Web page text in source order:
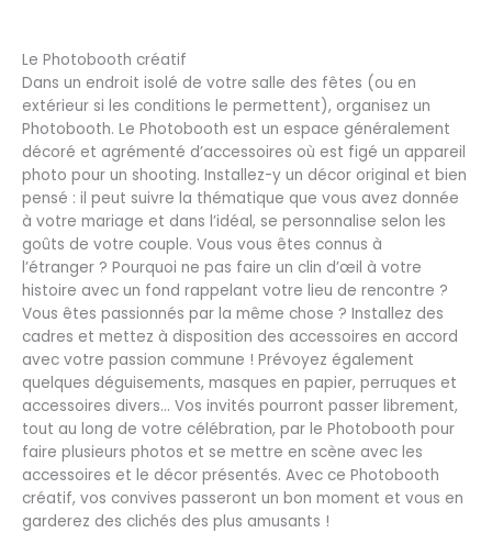
Le Photobooth créatif
Dans un endroit isolé de votre salle des fêtes (ou en
extérieur si les conditions le permettent), organisez un
Photobooth. Le Photobooth est un espace généralement
décoré et agrémenté d’accessoires où est figé un appareil
photo pour un shooting. Installez-y un décor original et bien
pensé : il peut suivre la thématique que vous avez donnée
à votre mariage et dans l’idéal, se personnalise selon les
goûts de votre couple. Vous vous êtes connus à
l’étranger ? Pourquoi ne pas faire un clin d’œil à votre
histoire avec un fond rappelant votre lieu de rencontre ?
Vous êtes passionnés par la même chose ? Installez des
cadres et mettez à disposition des accessoires en accord
avec votre passion commune ! Prévoyez également
quelques déguisements, masques en papier, perruques et
accessoires divers… Vos invités pourront passer librement,
tout au long de votre célébration, par le Photobooth pour
faire plusieurs photos et se mettre en scène avec les
accessoires et le décor présentés. Avec ce Photobooth
créatif, vos convives passeront un bon moment et vous en
garderez des clichés des plus amusants !